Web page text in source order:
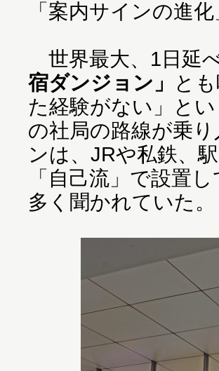
「案内サインの進
世界最大、1日延
宿ダンジョン」
と
た経験がない」と
の社局の路線が乗
ンは、JRや私鉄、
「自己流」で設置
多く聞かれていた。